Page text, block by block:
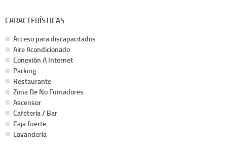
CARACTERÍSTICAS
Acceso para discapacitados
Aire Acondicionado
Conexión A Internet
Parking
Restaurante
Zona De No Fumadores
Ascensor
Cafetería / Bar
Caja fuerte
Lavandería